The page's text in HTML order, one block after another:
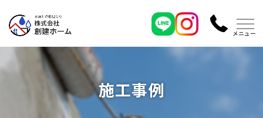
施工事例